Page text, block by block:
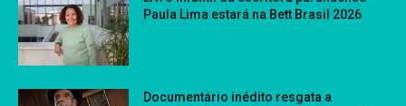
Paula Lima estará na Bett Brasil 2026
Documentário inédito resgata a